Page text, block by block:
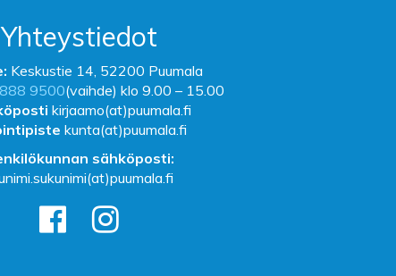
Yhteystiedot
Keskustie 14, 52200 Puumala
9500(vaihde) klo 9.00 – 15.00
kirjaamo(at)puumala.fi
kunta(at)puumala.fi
sähköposti: